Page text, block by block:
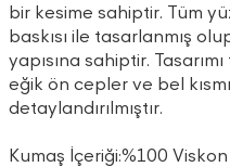
bir kesime sahiptir. Tüm
baskısı ile tasarlanmış
yapısına sahiptir.
eğik ön cepler ve bel
detaylandırılmıştır.
Kumaş İçeriği:%100 Viskon